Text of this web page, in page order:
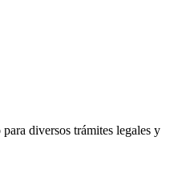
para diversos trámites legales y